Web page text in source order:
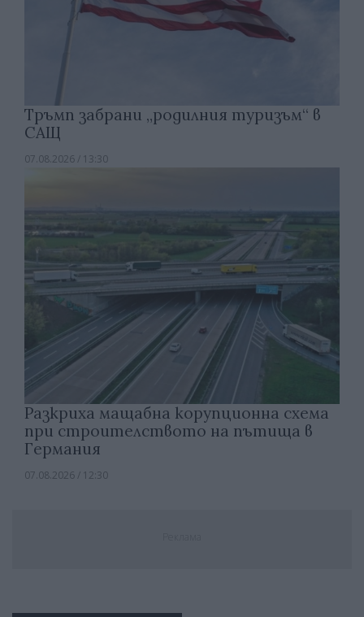
Тръмп забрани „родилния туризъм“ в
САЩ
07.08.2026 / 13:30
Разкриха мащабна корупционна схема
при строителството на пътища в
Германия
07.08.2026 / 12:30